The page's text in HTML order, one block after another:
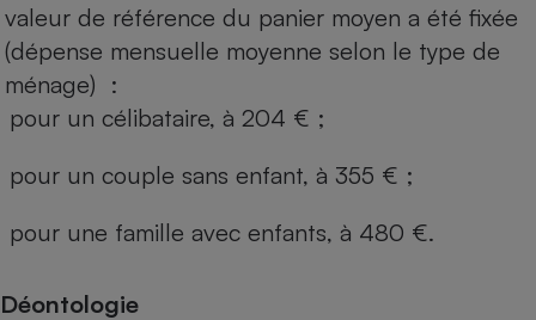
valeur de référence du panier moyen a été fixée
(dépense mensuelle moyenne selon le type de
ménage) :
pour un célibataire, à 204 € ;
pour un couple sans enfant, à 355 € ;
pour une famille avec enfants, à 480 €.
Déontologie